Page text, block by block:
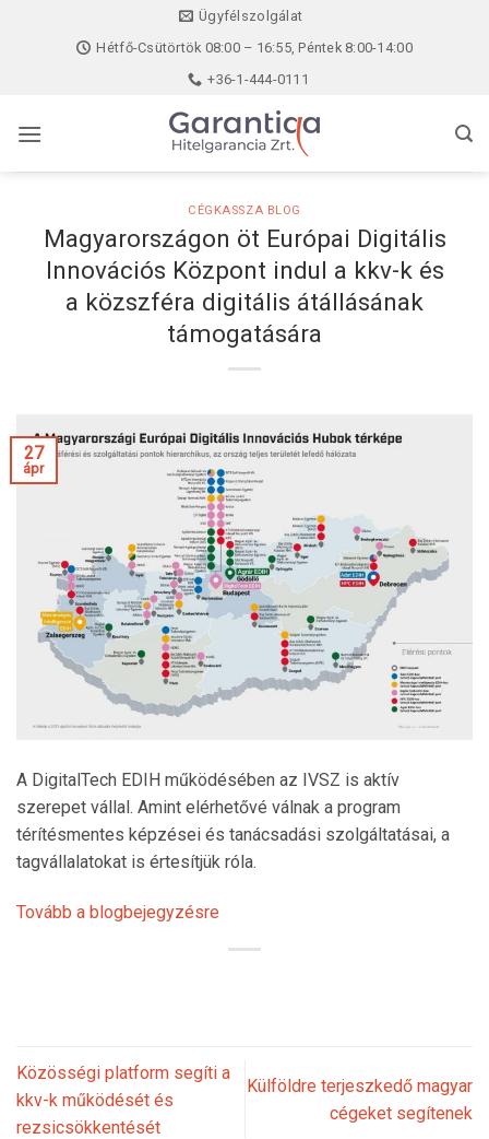
Ügyfélszolgálat
Hétfő-Csütörtök 08:00 – 16:55, Péntek 8:00-14:00
+36-1-444-0111
CÉGKASSZA BLOG
Magyarországon öt Európai Digitális
Innovációs Központ indul a kkv-k és
a közszféra digitális átállásának
támogatására
27
ápr
A DigitalTech EDIH működésében az IVSZ is aktív
szerepet vállal. Amint elérhetővé válnak a program
térítésmentes képzései és tanácsadási szolgáltatásai, a
tagvállalatokat is értesítjük róla.
Tovább a blogbejegyzésre
Közösségi platform segíti a
kkv-k működését és
rezsicsökkentését
Külföldre terjeszkedő magyar
cégeket segítenek